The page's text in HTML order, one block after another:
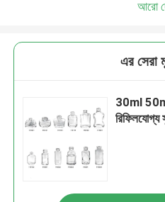
আরো
এর সেরা
30ml
রিফিলযোগ্য